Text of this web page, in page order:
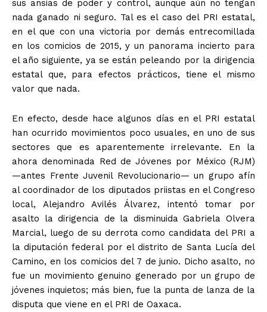
sus ansias de poder y control, aunque aún no tengan
nada ganado ni seguro. Tal es el caso del PRI estatal,
en el que con una victoria por demás entrecomillada
en los comicios de 2015, y un panorama incierto para
el año siguiente, ya se están peleando por la dirigencia
estatal que, para efectos prácticos, tiene el mismo
valor que nada.
En efecto, desde hace algunos días en el PRI estatal
han ocurrido movimientos poco usuales, en uno de sus
sectores que es aparentemente irrelevante. En la
ahora denominada Red de Jóvenes por México (RJM)
—antes Frente Juvenil Revolucionario— un grupo afín
al coordinador de los diputados priistas en el Congreso
local, Alejandro Avilés Álvarez, intentó tomar por
asalto la dirigencia de la disminuida Gabriela Olvera
Marcial, luego de su derrota como candidata del PRI a
la diputación federal por el distrito de Santa Lucía del
Camino, en los comicios del 7 de junio. Dicho asalto, no
fue un movimiento genuino generado por un grupo de
jóvenes inquietos; más bien, fue la punta de lanza de la
disputa que viene en el PRI de Oaxaca.